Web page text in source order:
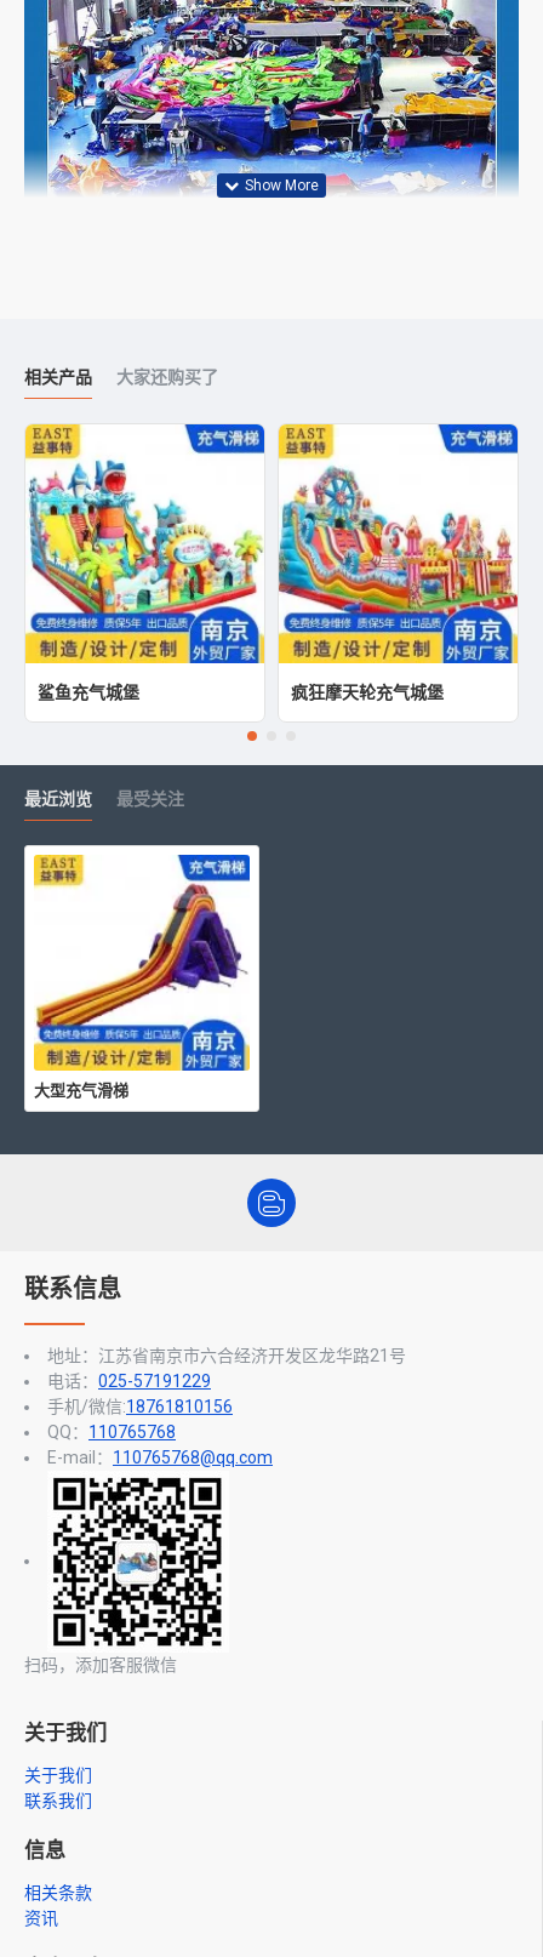
相关产品 大家还购买了
鲨鱼充气城堡 疯狂摩天轮充气城堡
最近浏览 最受关注
大型充气滑梯
联系信息
地址：江苏省南京市六合经济开发区龙华路21号
电话： 025-57191229
手机/微信:18761810156
QQ： 110765768
E-mail： 110765768@qq.com
扫码，添加客服微信
关于我们
关于我们
联系我们
信息
相关条款
资讯